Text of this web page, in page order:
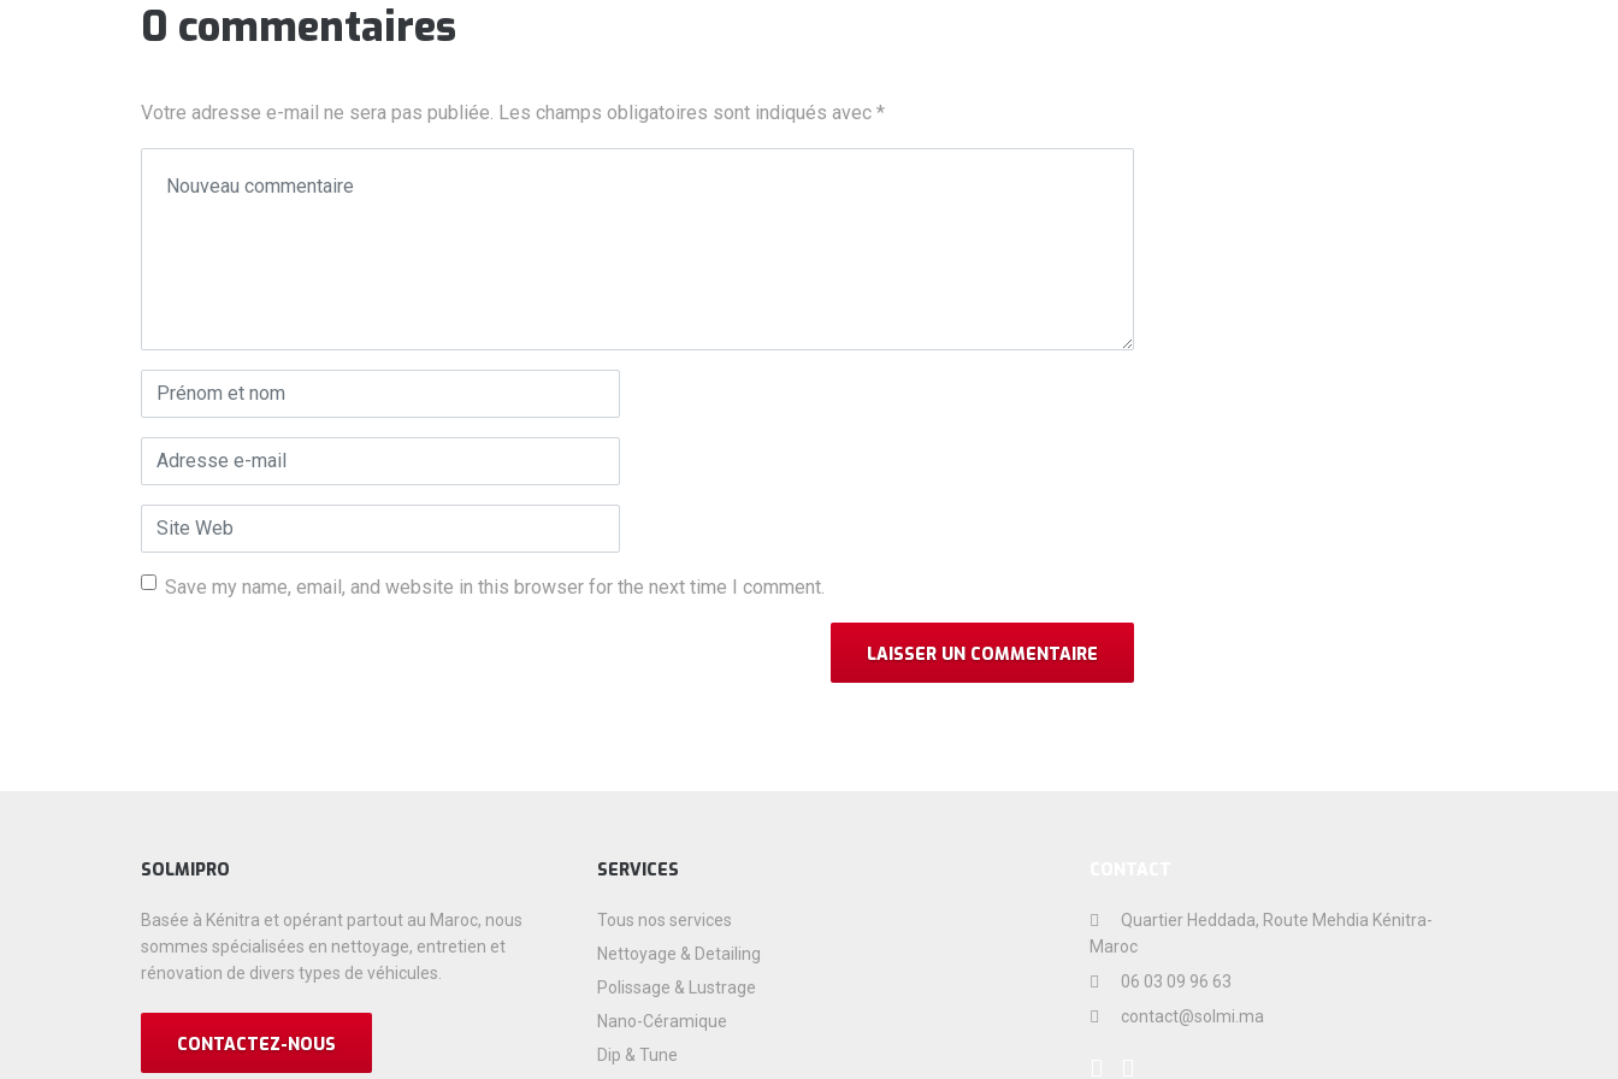
0 commentaires
Votre adresse e-mail ne sera pas publiée. Les champs obligatoires sont indiqués avec *
Prénom et nom*
Adresse e-mail*
Site Web
Save my name, email, and website in this browser for the next time I comment.
Quartier Heddada, Route Mehdia Kénitra-
Maroc
06 03 09 96 63
contact@solmi.ma
SOLMIPRO
Basée à Kénitra et opérant partout au Maroc, nous
sommes spécialisées en nettoyage, entretien et
rénovation de divers types de véhicules.
CONTACTEZ-NOUS
SERVICES
Tous nos services
Nettoyage & Detailing
Polissage & Lustrage
Nano-Céramique
Dip & Tune